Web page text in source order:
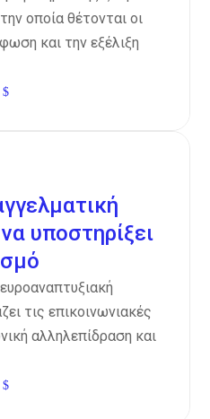
οποία θέτονται οι
και την εξέλιξη
υποστηρίξει
τις επικοινωνιακές
αλληλεπίδραση και